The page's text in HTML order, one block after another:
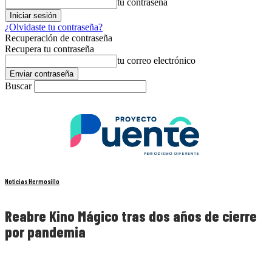
tu contraseña
¿Olvidaste tu contraseña?
Recuperación de contraseña
Recupera tu contraseña
tu correo electrónico
Buscar
Noticias Hermosillo
Reabre Kino Mágico tras dos años de cierre
por pandemia